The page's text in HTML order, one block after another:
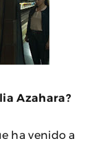
Azahara?
ha venido a